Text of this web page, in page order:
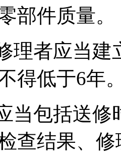
部件质量。
理者应当建
得低于6年
当包括送修
查结果、